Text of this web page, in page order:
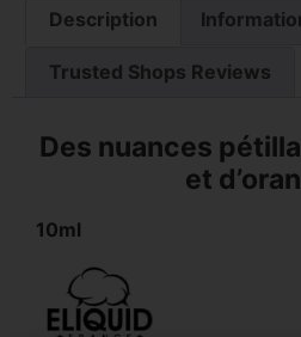
Description
Trusted Shops Reviews
Des nuances
et
10ml